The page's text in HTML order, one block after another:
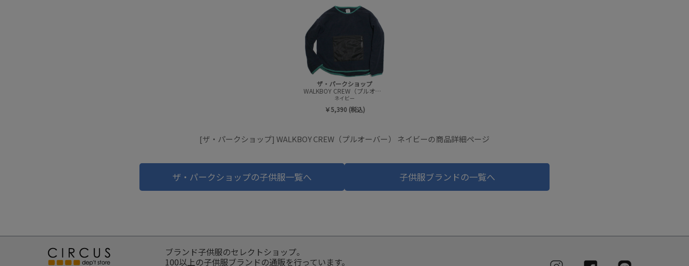
ザ・パークショップ
WALKBOY CREW（プルオーバー）
ネイビー
￥5,390 (税込)
[ザ・パークショップ] WALKBOY CREW（プルオーバー） ネイビーの商品詳細ページ
ザ・パークショップの子供服一覧へ 子供服ブランドの一覧へ
ブランド子供服のセレクトショップ。
100以上の子供服ブランドの通販を行っています。